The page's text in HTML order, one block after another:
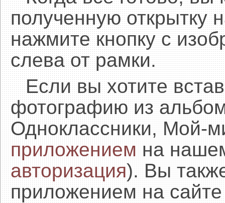
полученную открытку
нажмите кнопку с
слева от рамки.
Если вы хотите
фотографию из
Одноклассники, Мой-
приложениемна нашем
авторизация). Вы
приложением на сайте